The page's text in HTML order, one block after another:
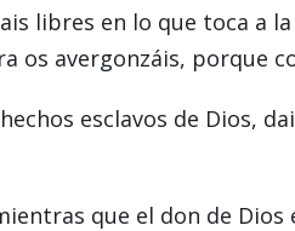
libres en lo que toca a
os avergonzáis, porque
esclavos de Dios,
que el don de Dios